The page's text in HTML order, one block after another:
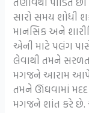
સારો સમય શોધી
માનસિક અને
એની માટે પલંગ
લેવાથી તમને
મગજને આરામ આપે
તમને ઊંઘવામાં
મગજને શાંત કરે